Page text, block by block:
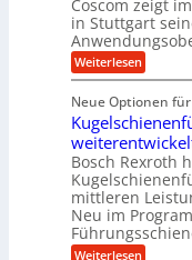
e
f
ü
r
r
a
u
e
U
m
g
e
s
e
i
n
g
a
n
g
h
t
i
g
e
a
l
s
M
a
s
c
h
i
n
i
e
b
e
f
r
p
r
ä
z
i
s
e
H
u
s
i
o
n
f
r
A
u
t
o
m
o
t
i
v
Coscom zeigt
in Stuttgart
Weiterlesen:
D
g
i
t
a
l
e
r
W
e
r
Neue Optionen
Bosch Rexroth
mittleren
Neu im
Weiterlesen: